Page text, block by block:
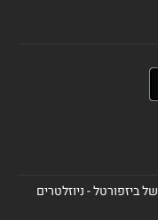
ביזפורטל - ניוזלטרים